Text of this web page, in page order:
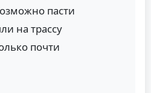
пасти
на трассу
почти